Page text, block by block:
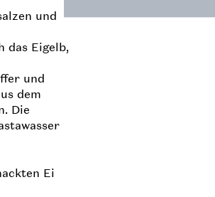
und
das Eigelb,
und
dem
Die
Ei